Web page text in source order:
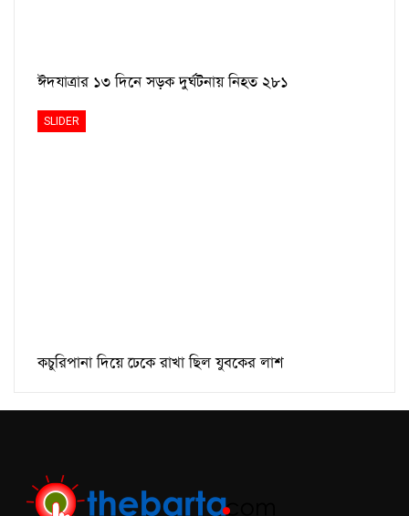
ঈদযাত্রার ১৩ দিনে সড়ক দুর্ঘটনায় নিহত ২৮১
SLIDER
কচুরিপানা দিয়ে ঢেকে রাখা ছিল যুবকের লাশ